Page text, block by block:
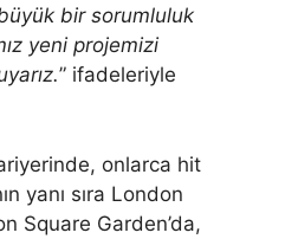
bir sorumluluk
yeni projemizi
” ifadeleriyle
onlarca hit
yanı sıra London
Square Garden’da,